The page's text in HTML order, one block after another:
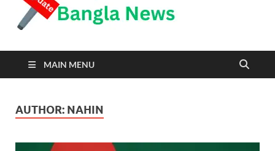
News
MAIN MENU
AUTHOR: NAHIN